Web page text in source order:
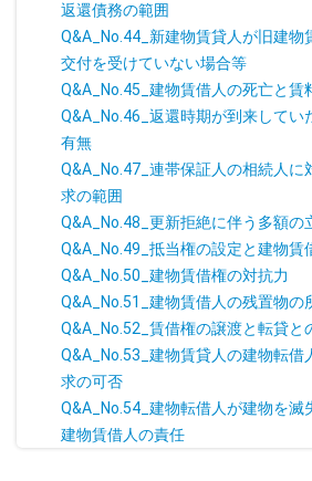
返還債務の範囲
Q&A_No.44_新建物賃貸人が旧建
交付を受けていない場合等
Q&A_No.45_建物賃借人の死亡と
Q&A_No.46_返還時期が到来して
有無
Q&A_No.47_連帯保証人の相続人
求の範囲
Q&A_No.48_更新拒絶に伴う多額の
Q&A_No.49_抵当権の設定と建物賃
Q&A_No.50_建物賃借権の対抗力
Q&A_No.51_建物賃借人の残置物の
Q&A_No.52_賃借権の譲渡と転貸と
Q&A_No.53_建物賃貸人の建物転
求の可否
Q&A_No.54_建物転借人が建物を
建物賃借人の責任